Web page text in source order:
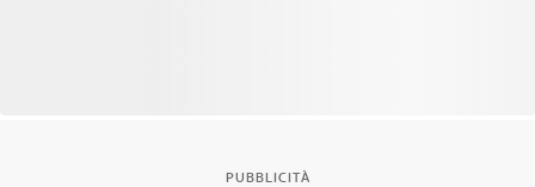
PUBBLICITÀ